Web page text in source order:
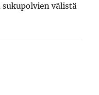
välistä